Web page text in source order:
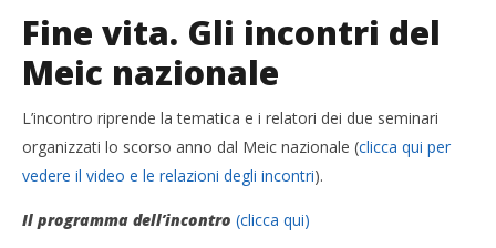
Fine vita. Gli incontri del
Meic nazionale
L’incontro riprende la tematica e i relatori dei due seminari
organizzati lo scorso anno dal Meic nazionale (clicca qui per
vedere il video e le relazioni degli incontri).
Il programma dell’incontro (clicca qui)